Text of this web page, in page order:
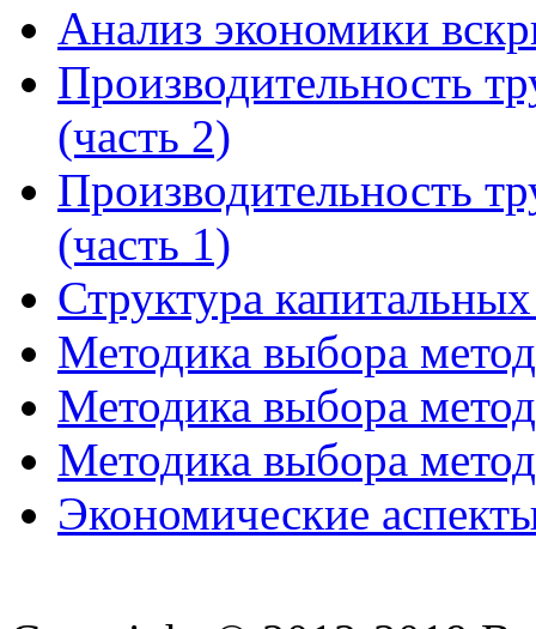
Анализ экономики
Производительность
(часть 2)
Производительность
(часть 1)
Структура
Методика выбора
Методика выбора
Методика выбора
Экономические